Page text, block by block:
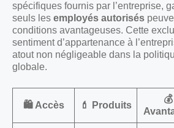
spécifiques fournis par l’entreprise,
seuls les employés autorisés
conditions avantageuses. Cette
sentiment d’appartenance à
atout non négligeable dans la
globale.
🛍️ Accès 💄 Produits
💰